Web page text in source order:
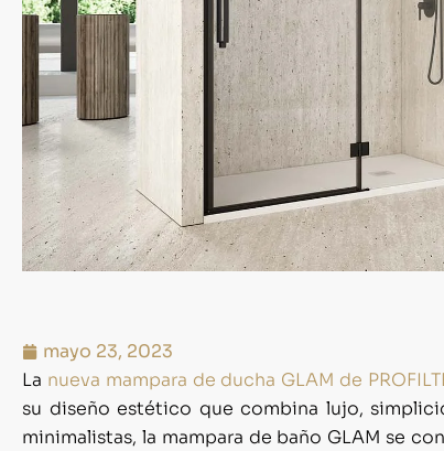
mayo 23, 2023
La nueva mampara de ducha GLAM de
su diseño estético que combina lujo,
minimalistas, la mampara de baño GLAM se